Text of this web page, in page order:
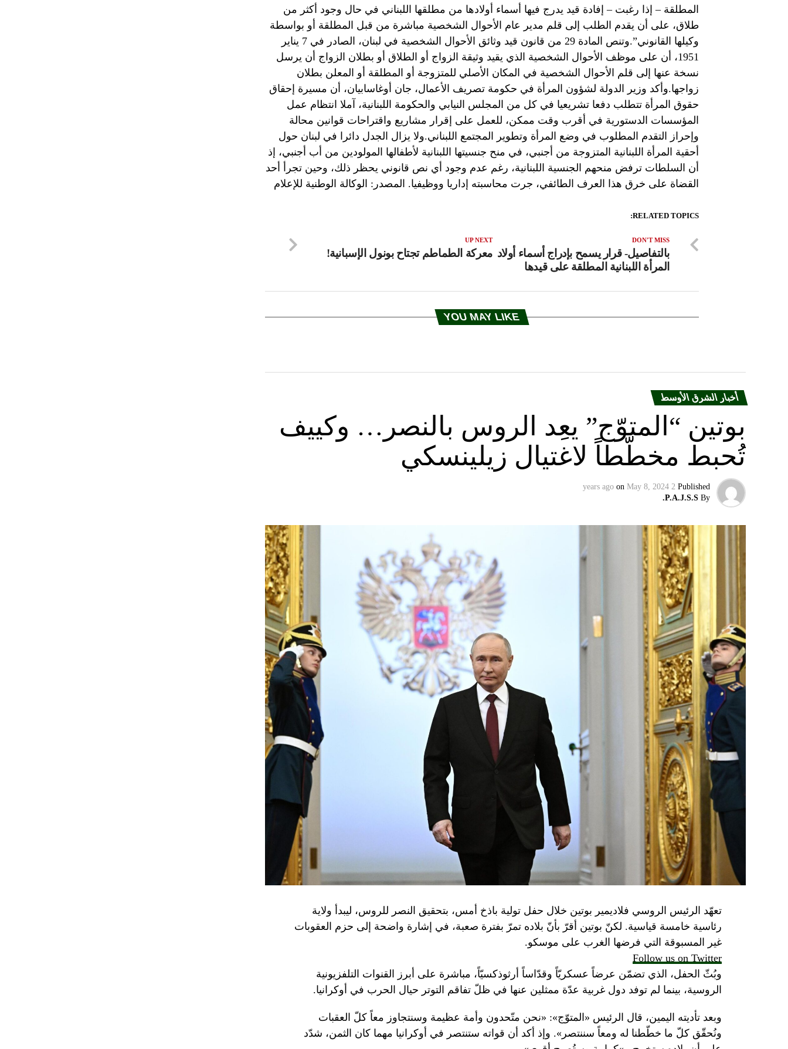
المطلقة – إذا رغبت – إفادة قيد يدرج فيها أسماء أولادها من مطلقها اللبناني في حال وجود أكثر من
طلاق، على أن يقدم الطلب إلى قلم مدير عام الأحوال الشخصية مباشرة من قبل المطلقة أو بواسطة
وكيلها القانوني”.وتنص المادة 29 من قانون قيد وثائق الأحوال الشخصية في لبنان، الصادر في 7 يناير
1951، أن على موظف الأحوال الشخصية الذي يقيد وثيقة الزواج أو الطلاق أو بطلان الزواج أن يرسل
نسخة عنها إلى قلم الأحوال الشخصية في المكان الأصلي للمتزوجة أو المطلقة أو المعلن بطلان
زواجها.وأكد وزير الدولة لشؤون المرأة في حكومة تصريف الأعمال، جان أوغاسابيان، أن مسيرة إحقاق
حقوق المرأة تتطلب دفعا تشريعيا في كل من المجلس النيابي والحكومة اللبنانية، آملا انتظام عمل
المؤسسات الدستورية في أقرب وقت ممكن، للعمل على إقرار مشاريع واقتراحات قوانين محالة
وإحراز التقدم المطلوب في وضع المرأة وتطوير المجتمع اللبناني.ولا يزال الجدل دائرا في لبنان حول
أحقية المرأة اللبنانية المتزوجة من أجنبي، في منح جنسيتها اللبنانية لأطفالها المولودين من أب أجنبي، إذ
أن السلطات ترفض منحهم الجنسية اللبنانية، رغم عدم وجود أي نص قانوني يحظر ذلك، وحين تجرأ أحد
القضاة على خرق هذا العرف الطائفي، جرت محاسبته إداريا ووظيفيا. المصدر: الوكالة الوطنية للإعلام
RELATED TOPICS:
UP NEXT
معركة الطماطم تجتاح بونول الإسبانية!
DON'T MISS
بالتفاصيل- قرار يسمح بإدراج أسماء أولاد
المرأة اللبنانية المطلقة على قيدها
YOU MAY LIKE
أخبار الشرق الأوسط
بوتين “المتوّج” يعِد الروس بالنصر… وكييف
تُحبط مخطّطاً لاغتيال زيلينسكي
Published
2 years ago
on May 8, 2024
By
P.A.J.S.S.
تعهّد الرئيس الروسي فلاديمير بوتين خلال حفل تولية باذخ أمس، بتحقيق النصر للروس، ليبدأ ولاية
رئاسية خامسة قياسية. لكنّ بوتين أقرّ بأنّ بلاده تمرّ بفترة صعبة، في إشارة واضحة إلى حزم العقوبات
غير المسبوقة التي فرضها الغرب على موسكو.
Follow us on Twitter
وبُثّ الحفل، الذي تضمّن عرضاً عسكريّاً وقدّاساً أرثوذكسيّاً، مباشرة على أبرز القنوات التلفزيونية
الروسية، بينما لم توفد دول غربية عدّة ممثلين عنها في ظلّ تفاقم التوتر حيال الحرب في أوكرانيا.
وبعد تأديته اليمين، قال الرئيس «المتوّج»: «نحن متّحدون وأمة عظيمة وسنتجاوز معاً كلّ العقبات
ونُحقّق كلّ ما خطّطنا له ومعاً سننتصر». وإذ أكد أن قواته ستنتصر في أوكرانيا مهما كان الثمن، شدّد